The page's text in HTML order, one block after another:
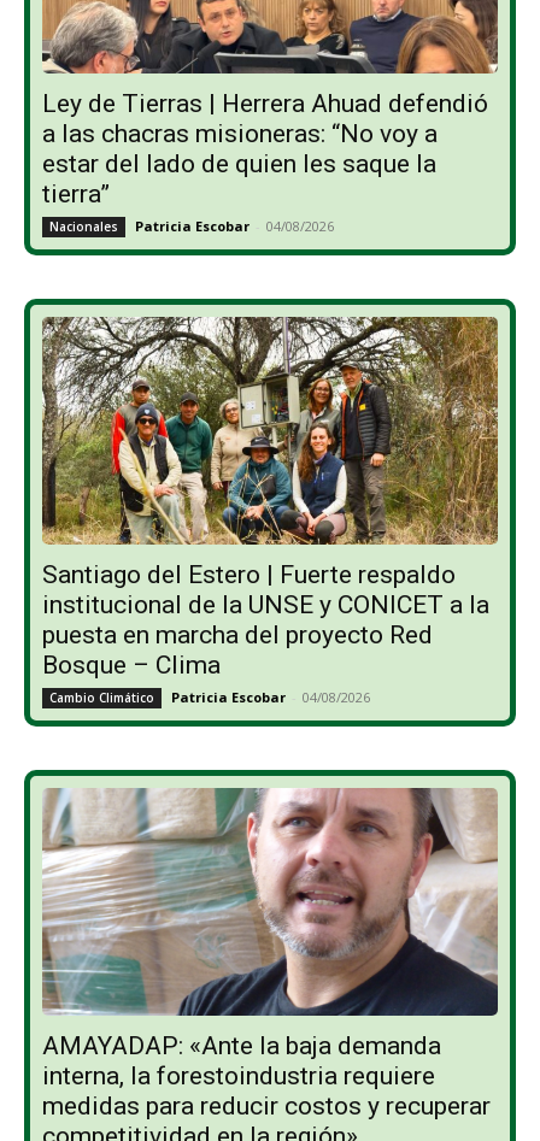
Ley de Tierras | Herrera Ahuad defendió
a las chacras misioneras: “No voy a
estar del lado de quien les saque la
tierra”
Nacionales Patricia Escobar - 04/08/2026
Santiago del Estero | Fuerte respaldo
institucional de la UNSE y CONICET a la
puesta en marcha del proyecto Red
Bosque – Clima
Cambio Climático Patricia Escobar - 04/08/2026
AMAYADAP: «Ante la baja demanda
interna, la forestoindustria requiere
medidas para reducir costos y recuperar